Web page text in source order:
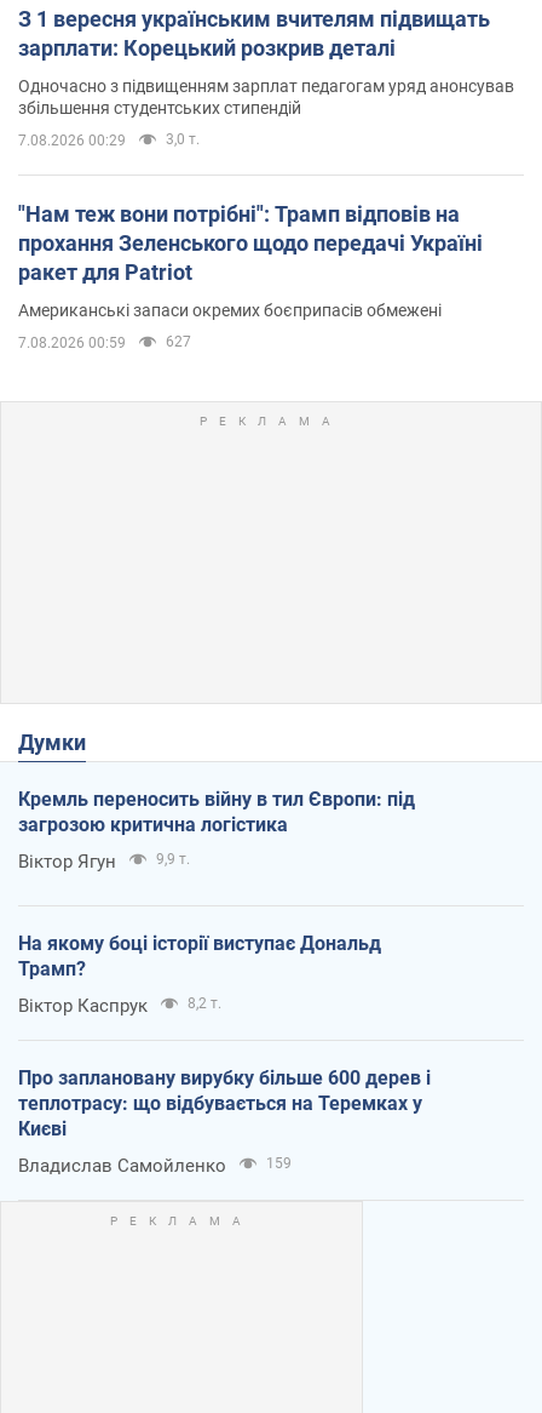
З 1 вересня українським вчителям підвищать
зарплати: Корецький розкрив деталі
Одночасно з підвищенням зарплат педагогам уряд анонсував
збільшення студентських стипендій
7.08.2026 00:29 3,0 т.
"Нам теж вони потрібні": Трамп відповів на
прохання Зеленського щодо передачі Україні
ракет для Patriot
Американські запаси окремих боєприпасів обмежені
7.08.2026 00:59 627
Думки
Кремль переносить війну в тил Європи: під
загрозою критична логістика
Віктор Ягун 9,9 т.
На якому боці історії виступає Дональд
Трамп?
Віктор Каспрук 8,2 т.
Про заплановану вирубку більше 600 дерев і
теплотрасу: що відбувається на Теремках у
Києві
Владислав Самойленко 159